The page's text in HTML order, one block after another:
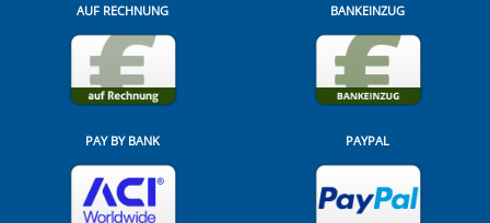
AUF RECHNUNG BANKEINZUG
PAY BY BANK PAYPAL